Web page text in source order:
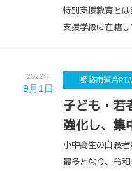
特別支援教育と
支援学級に在籍
2022年
9月1日
姫路市連合
子ども・若
強化し、集
小中高生の自殺
最多となり、令
お問い合わせ